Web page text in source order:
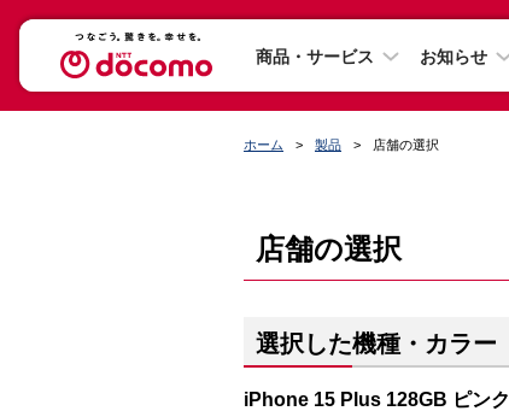
商品・サービス お知らせ
ホーム 製品 店舗の選択
店舗の選択
選択した機種・カラー
iPhone 15 Plus 128GB ピンク